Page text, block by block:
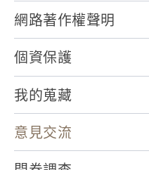
網路著作權聲明
個資保護
我的蒐藏
意見交流